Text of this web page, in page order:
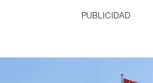
PUBLICIDAD